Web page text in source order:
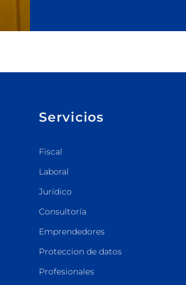
Servicios
Fiscal
Laboral
Jurídico
Consultoría
Emprendedores
Proteccion de datos
Profesionales